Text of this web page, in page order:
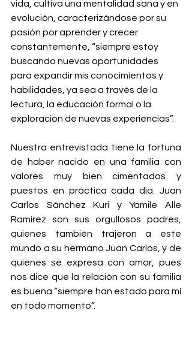
vida, cultiva una mentalidad sana y en
evolución, caracterizándose por su
pasión por aprender y crecer
constantemente, “siempre estoy
buscando nuevas oportunidades
para expandir mis conocimientos y
habilidades, ya sea a través de la
lectura, la educación formal o la
exploración de nuevas experiencias”.
Nuestra entrevistada tiene la fortuna
de haber nacido en una familia con
valores muy bien cimentados y
puestos en práctica cada día. Juan
Carlos Sánchez Kuri y Yamile Alle
Ramírez son sus orgullosos padres,
quienes también trajeron a este
mundo a su hermano Juan Carlos, y de
quienes se expresa con amor, pues
nos dice que la relación con su familia
es buena “siempre han estado para mí
en todo momento”.